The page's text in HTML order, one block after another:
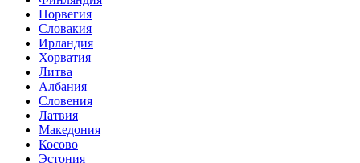
Норвегия
Словакия
Ирландия
Хорватия
Литва
Албания
Словения
Латвия
Македония
Косово
Эстония